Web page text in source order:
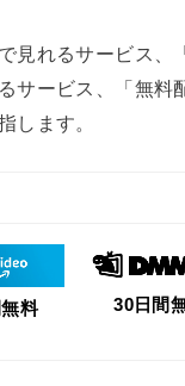
見れるサービス
サービス、「無料
します。
料
30日間